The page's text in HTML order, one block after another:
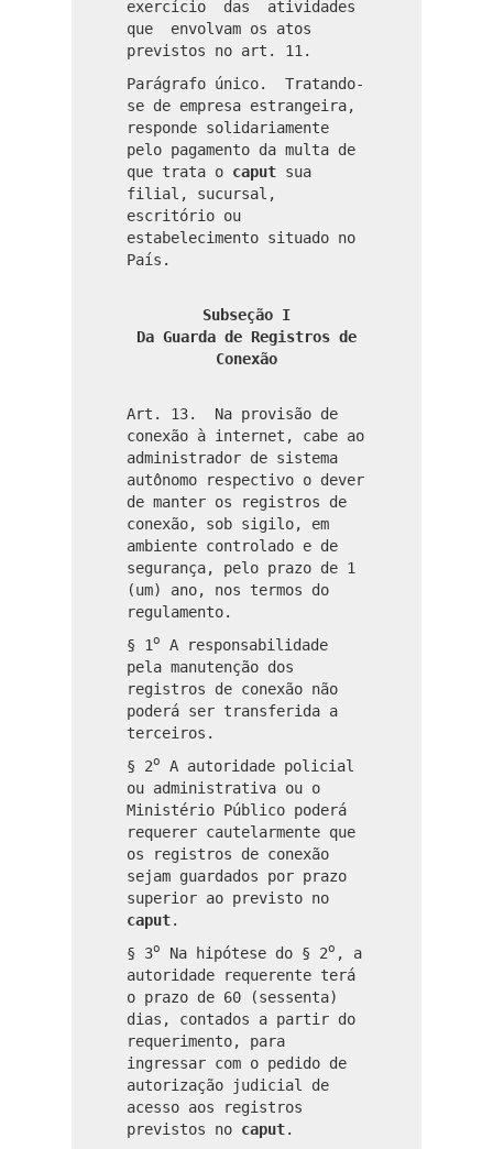
exercício das atividades
que envolvam os atos
previstos no art. 11.
Parágrafo único. Tratando-
se de empresa estrangeira,
responde solidariamente
pelo pagamento da multa de
que trata o caput sua
filial, sucursal,
escritório ou
estabelecimento situado no
País.
Subseção I
Da Guarda de Registros de
Conexão
Art. 13. Na provisão de
conexão à internet, cabe ao
administrador de sistema
autônomo respectivo o dever
de manter os registros de
conexão, sob sigilo, em
ambiente controlado e de
segurança, pelo prazo de 1
(um) ano, nos termos do
regulamento.
§ 1o
A responsabilidade
pela manutenção dos
registros de conexão não
poderá ser transferida a
terceiros.
§ 2o
A autoridade policial
ou administrativa ou o
Ministério Público poderá
requerer cautelarmente que
os registros de conexão
sejam guardados por prazo
superior ao previsto no
caput.
§ 3o Na hipótese do § 2o , a
autoridade requerente terá
o prazo de 60 (sessenta)
dias, contados a partir do
requerimento, para
ingressar com o pedido de
autorização judicial de
acesso aos registros
previstos no caput.